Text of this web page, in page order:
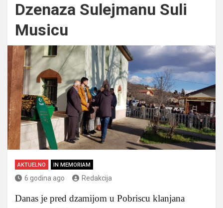
Dzenaza Sulejmanu Suli
Musicu
AKTUELNO IN MEMORIAM
6 godina ago Redakcija
Danas je pred dzamijom u Pobriscu klanjana